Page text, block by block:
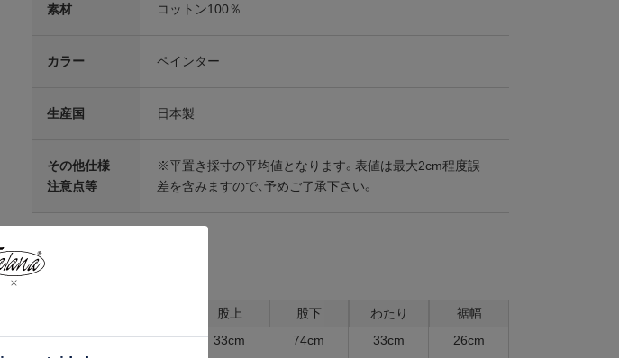
素材 コットン100％
カラー ペインター
生産国 日本製
その他仕様
注意点等
※平置き採寸の平均値となります。表値は最大2cm程度誤
差を含みますので、予めご了承下さい。
各部実寸平均値
股上 股下 わたり
裾幅
31
84cm 33cm 74cm 33cm
26cm